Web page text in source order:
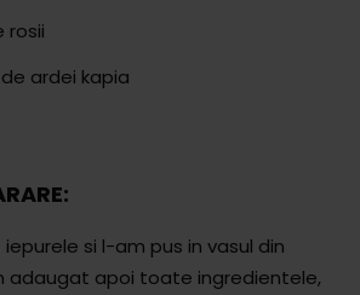
rosii
ardei kapia
si l-am pus in vasul din
adaugat apoi toate ingredientele,